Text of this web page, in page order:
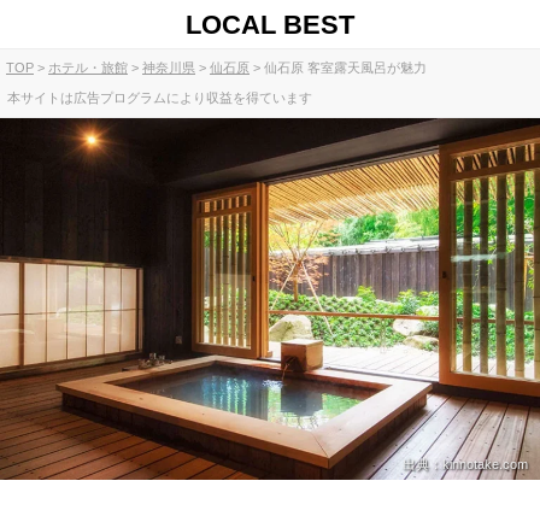
LOCAL BEST
TOP ホテル・旅館 神奈川県 仙石原 仙石原 客室露天風呂が魅力
本サイトは広告プログラムにより収益を得ています
出典：kinnotake.com